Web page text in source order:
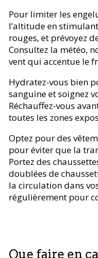
Pour limiter les
l’altitude en
rouges, et prévoyez
Consultez la météo,
vent qui accentue le
Hydratez-vous bien
sanguine et soignez
Réchauffez-vous
toutes les zones
Optez pour des
pour éviter que la
Portez des
doublées de
la circulation dans
régulièrement pour
Que faire en